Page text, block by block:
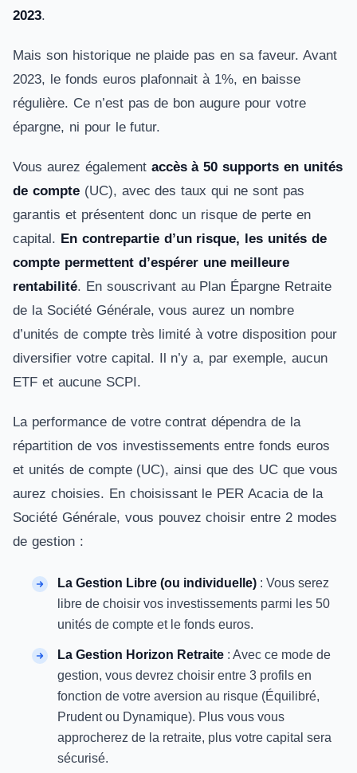
2023.
Mais son historique ne plaide pas en sa faveur. Avant
2023, le fonds euros plafonnait à 1%, en baisse
régulière. Ce n’est pas de bon augure pour votre
épargne, ni pour le futur.
Vous aurez également accès à 50 supports en unités
de compte(UC), avec des taux qui ne sont pas
garantis et présentent donc un risque de perte en
capital. En contrepartie d’un risque, les unités de
compte permettent d’espérer une meilleure
rentabilité. En souscrivant au Plan Épargne Retraite
de la Société Générale, vous aurez un nombre
d’unités de compte très limité à votre disposition pour
diversifier votre capital. Il n’y a, par exemple, aucun
ETF et aucune SCPI.
La performance de votre contrat dépendra de la
répartition de vos investissements entre fonds euros
et unités de compte (UC), ainsi que des UC que vous
aurez choisies. En choisissant le PER Acacia de la
Société Générale, vous pouvez choisir entre 2 modes
de gestion :
La Gestion Libre (ou individuelle) : Vous serez
libre de choisir vos investissements parmi les 50
unités de compte et le fonds euros.
La Gestion Horizon Retraite : Avec ce mode de
gestion, vous devrez choisir entre 3 profils en
fonction de votre aversion au risque (Équilibré,
Prudent ou Dynamique). Plus vous vous
approcherez de la retraite, plus votre capital sera
sécurisé.